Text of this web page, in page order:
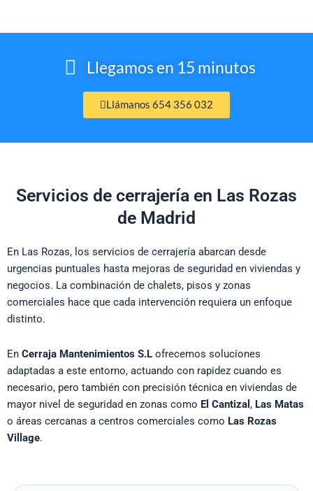
Llegamos en 15 minutos
Llámanos 654 356 032
Servicios de cerrajería en Las Rozas
de Madrid
En Las Rozas, los servicios de cerrajería abarcan desde
urgencias puntuales hasta mejoras de seguridad en viviendas y
negocios. La combinación de chalets, pisos y zonas
comerciales hace que cada intervención requiera un enfoque
distinto.
En Cerraja Mantenimientos S.L ofrecemos soluciones
adaptadas a este entorno, actuando con rapidez cuando es
necesario, pero también con precisión técnica en viviendas de
mayor nivel de seguridad en zonas como El Cantizal , Las Matas
o áreas cercanas a centros comerciales como Las Rozas
Village.